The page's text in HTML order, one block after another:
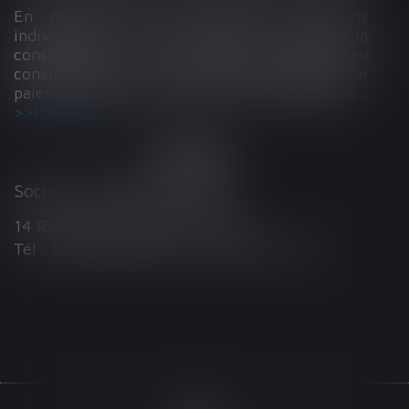
En matière de construction de maisons
individuelles, l’article L 241-9 du Code de la
construction et de l’habitation impose au
constructeur de justifier d’une garantie de
paiement dans tout contrat de sous-traitance...
Société d'Avocats ARTHUS
14 Rue Wilson 68000 COLMAR
Tél : 03 89 21 98 55 - Fax : 03 89 23 92 10